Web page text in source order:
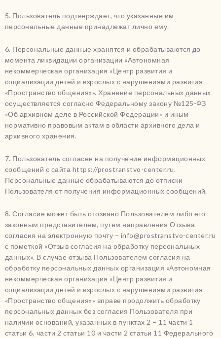
5. Пользователь подтверждает, что указанные им
персональные данные принадлежат лично ему.
6. Персональные данные хранятся и обрабатываются до
момента ликвидации организации «Автономная
некоммерческая организация «Центр развития и
социализации детей и взрослых с нарушениями развития
«Пространство общения»». Хранение персональных данных
осуществляется согласно Федеральному закону №125-ФЗ
«Об архивном деле в Российской Федерации» и иным
нормативно правовым актам в области архивного дела и
архивного хранения.
7. Пользователь согласен на получение информационных
сообщений с сайта https://prostranstvo-center.ru.
Персональные данные обрабатываются до отписки
Пользователя от получения информационных сообщений.
8. Согласие может быть отозвано Пользователем либо его
законным представителем, путем направления Отзыва
согласия на электронную почту – info@prostranstvo-center.ru
с пометкой «Отзыв согласия на обработку персональных
данных». В случае отзыва Пользователем согласия на
обработку персональных данных организация «Автономная
некоммерческая организация «Центр развития и
социализации детей и взрослых с нарушениями развития
«Пространство общения»» вправе продолжить обработку
персональных данных без согласия Пользователя при
наличии оснований, указанных в пунктах 2 – 11 части 1
статьи 6, части 2 статьи 10 и части 2 статьи 11 Федерального